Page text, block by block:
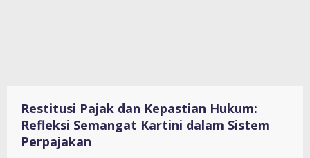
Restitusi Pajak dan Kepastian Hukum:
Refleksi Semangat Kartini dalam Sistem
Perpajakan